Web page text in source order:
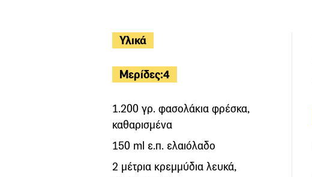
Υλικά
Μερίδες:4
1.200 γρ. φασολάκια φρέσκα,
καθαρισμένα
150 ml ε.π. ελαιόλαδο
2 μέτρια κρεμμύδια λευκά,